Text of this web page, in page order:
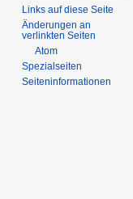
Links auf diese Seite
Änderungen an
verlinkten Seiten
Atom
Spezialseiten
Seiten­­informationen